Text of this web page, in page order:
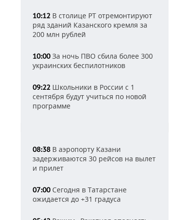
10:12 В столице РТ отремонтируют
ряд зданий Казанского кремля за
200 млн рублей
10:00За ночь ПВО сбила более 300
украинских беспилотников
09:22 Школьники в России с 1
сентября будут учиться по новой
программе
08:38 В аэропорту Казани
задерживаются 30 рейсов на вылет
и прилет
07:00Сегодня в Татарстане
ожидается до +31 градуса